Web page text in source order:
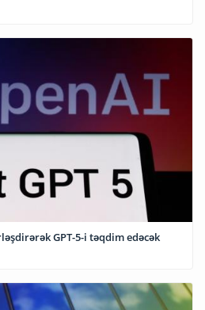
GPT-5-i təqdim edəcək